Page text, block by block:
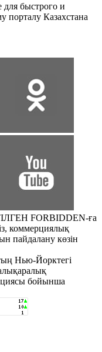
быстрого и
порталу Казахстана
FORBIDDEN-ға
коммерциялық
пайдалану көзін
Нью-Йорктегі
бойынша